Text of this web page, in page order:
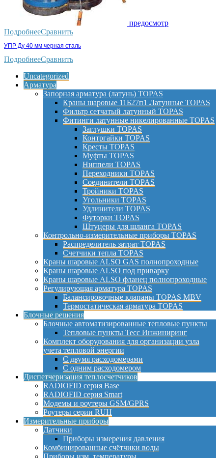
предосмотр
ПодробнееСравнить
УПР Ду 40 мм черная сталь
ПодробнееСравнить
Uncategorized
Арматура
Запорная арматура (латунь) TOPAS
Краны шаровые 11Б27п1 Латунные TOPAS
Фильтр сетчатый латунный TOPAS
Фитинги латунные никелированные TOPAS
Заглушки TOPAS
Контргайки TOPAS
Кресты TOPAS
Муфты TOPAS
Ниппели TOPAS
Переходники TOPAS
Соединители TOPAS
Тройники TOPAS
Угольники TOPAS
Удлинители TOPAS
Футорки TOPAS
Штуцеры для шланга TOPAS
Контрольно-измерительные приборы TOPAS
Распределитель затрат TOPAS
Счетчики тепла TOPAS
Краны шаровые ALSO GAS полнопроходные
Краны шаровые ALSO под приварку
Краны шаровые ALSO фланец полнопроходные
Регулирующая арматура TOPAS
Балансировочные клапаны TOPAS MBV
Термостатическая арматура TOPAS
Блочные решения
Блочные автоматизированные тепловые пункты
Тепловые пункты Тесс Инжиниринг
Комплект оборудования для организации узла
учета тепловой энергии
С двумя расходомерами
С одним расходомером
Диспетчеризация теплосчетчиков
RADIOFID серия Base
RADIOFID серия Smart
Модемы и роутеры GSM/GPRS
Роутеры серии RUH
Измерительные приборы
Датчики
Приборы измерения давления
Комбинированные счётчики воды
Приборы изм. температуры